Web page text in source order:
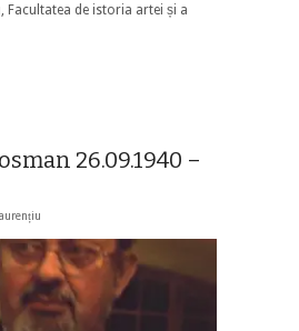
Facultatea de istoria artei și a
26.09.1940 –